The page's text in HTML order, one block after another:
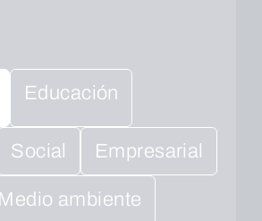
Educación
Social Empresarial
Medio ambiente